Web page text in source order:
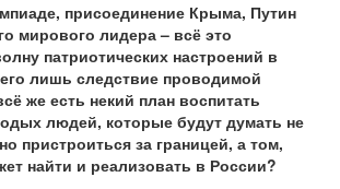
присоединение Крыма, Путин
мирового лидера – всё это
патриотических настроений в
лишь следствие проводимой
же есть некий план воспитать
людей, которые будут думать не
пристроиться за границей, а том,
найти и реализовать в России?